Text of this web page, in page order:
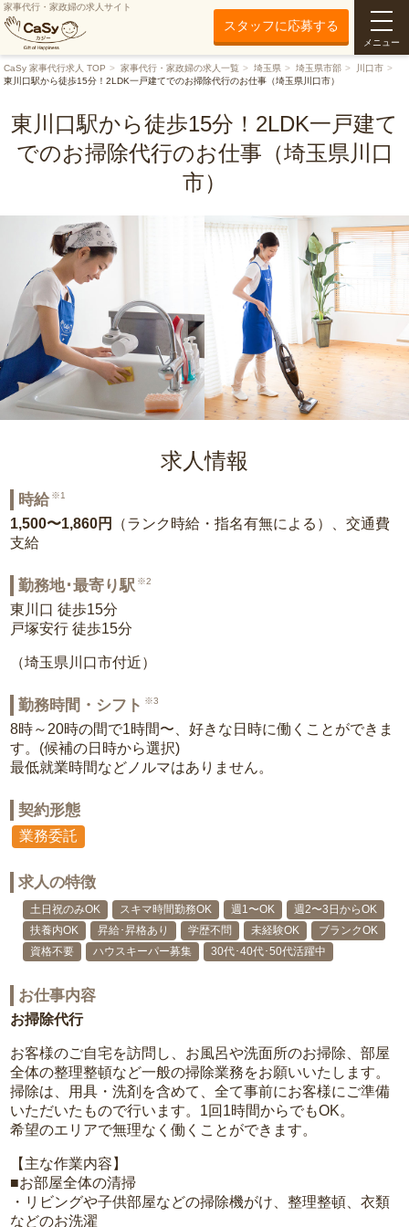
家事代行・家政婦の求人サイト
スタッフに応募する
メニュー
CaSy 家事代行求人 TOP 家事代行・家政婦の求人一覧 埼玉県 埼玉県市部
川口市
東川口駅から徒歩15分！2LDK一戸建てでのお掃除代行のお仕事（埼玉県川口市）
東川口駅から徒歩15分！2LDK一戸建て
でのお掃除代行のお仕事（埼玉県川口
市）
求人情報
時給 ※1
1,500〜1,860円
（ランク時給・指名有無による）、交通費
支給
勤務地･最寄り駅 ※2
東川口 徒歩15分
戸塚安行 徒歩15分
（埼玉県川口市付近）
勤務時間・シフト ※3
8時～20時の間で1時間〜、好きな日時に働くことができま
す。(候補の日時から選択)
最低就業時間などノルマはありません。
契約形態
業務委託
求人の特徴
土日祝のみOK スキマ時間勤務OK 週1〜OK
週2〜3日からOK
扶養内OK
昇給･昇格あり 学歴不問 未経験OK
ブランクOK
資格不要
ハウスキーパー募集 30代･40代･50代活躍中
お仕事内容
お掃除代行
お客様のご自宅を訪問し、お風呂や洗面所のお掃除、部屋
全体の整理整頓など一般の掃除業務をお願いいたします。
掃除は、用具・洗剤を含めて、全て事前にお客様にご準備
いただいたもので行います。1回1時間からでもOK。
希望のエリアで無理なく働くことができます。
【主な作業内容】
■お部屋全体の清掃
・リビングや子供部屋などの掃除機がけ、整理整頓、衣類
などのお洗濯